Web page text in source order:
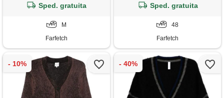
Sped. gratuita
M
Farfetch
Sped. gratuita
48
Farfetch